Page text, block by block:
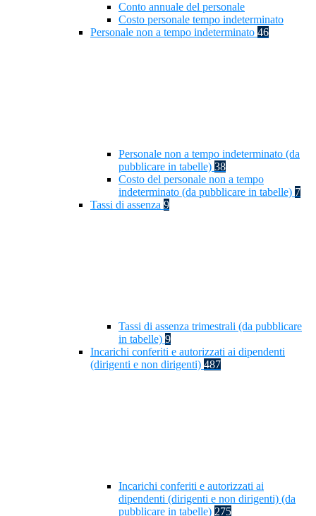
Conto annuale del personale
Costo personale tempo indeterminato
Personale non a tempo indeterminato 46
Personale non a tempo indeterminato (da
pubblicare in tabelle) 38
Costo del personale non a tempo
indeterminato (da pubblicare in tabelle) 7
Tassi di assenza 9
Tassi di assenza trimestrali (da pubblicare
in tabelle) 9
Incarichi conferiti e autorizzati ai dipendenti
(dirigenti e non dirigenti) 487
Incarichi conferiti e autorizzati ai
dipendenti (dirigenti e non dirigenti) (da
pubblicare in tabelle) 275